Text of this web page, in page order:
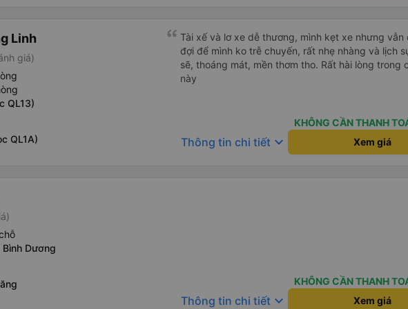
Linh
giá)
QL13)
QL1A)
Tài xế và lơ xe dễ thương, mình kẹt xe nhưng vẫn
đợi để mình ko trễ chuyến, rất nhẹ nhàng và lịch
sẽ, thoáng mát, mền thơm tho. Rất hài lòng trong
này
KHÔNG CẦN THANH
Thông tin chi tiết keyboard_arrow_down Xem giá
Bình Dương
KHÔNG CẦN THANH
Thông tin chi tiết keyboard_arrow_down Xem giá